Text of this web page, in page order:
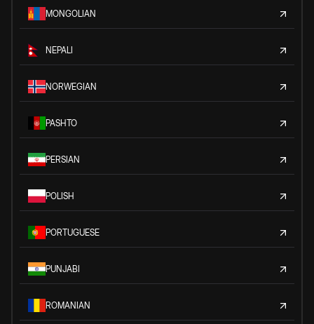
MONGOLIAN
NEPALI
NORWEGIAN
PASHTO
PERSIAN
POLISH
PORTUGUESE
PUNJABI
ROMANIAN